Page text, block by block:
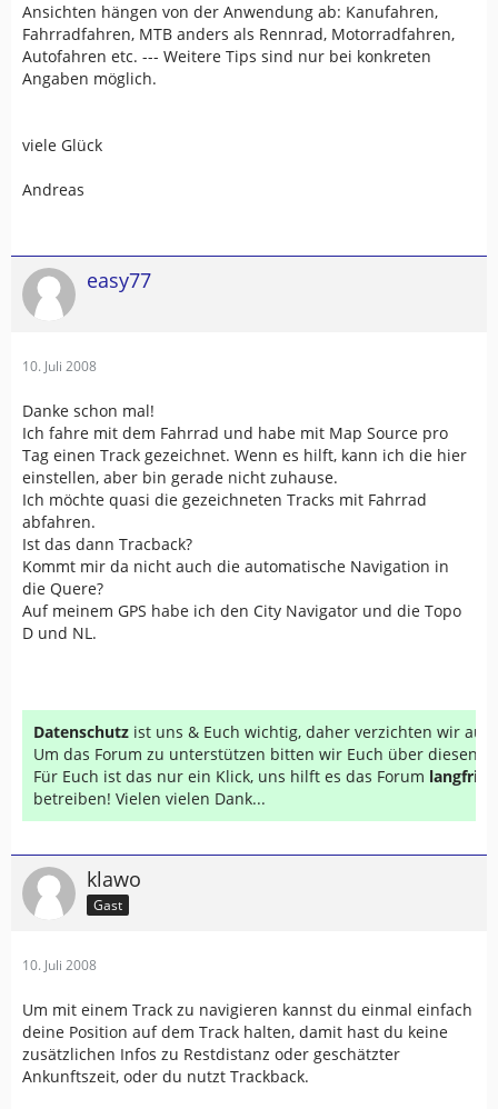
Ansichten hängen von der Anwendung ab: Kanufahren,
Fahrradfahren, MTB anders als Rennrad, Motorradfahren,
Autofahren etc. --- Weitere Tips sind nur bei konkreten
Angaben möglich.
viele Glück
Andreas
easy77
10. Juli 2008
Danke schon mal!
Ich fahre mit dem Fahrrad und habe mit Map Source pro
Tag einen Track gezeichnet. Wenn es hilft, kann ich die hier
einstellen, aber bin gerade nicht zuhause.
Ich möchte quasi die gezeichneten Tracks mit Fahrrad
abfahren.
Ist das dann Tracback?
Kommt mir da nicht auch die automatische Navigation in
die Quere?
Auf meinem GPS habe ich den City Navigator und die Topo
D und NL.
Datenschutz ist uns & Euch wichtig, daher verzichten wir auf
Um das Forum zu unterstützen bitten wir Euch über diesen
Für Euch ist das nur ein Klick, uns hilft es das Forum
betreiben! Vielen vielen Dank...
klawo
Gast
10. Juli 2008
Um mit einem Track zu navigieren kannst du einmal einfach
deine Position auf dem Track halten, damit hast du keine
zusätzlichen Infos zu Restdistanz oder geschätzter
Ankunftszeit, oder du nutzt Trackback.